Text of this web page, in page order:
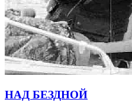
НАД БЕЗДНОЙ